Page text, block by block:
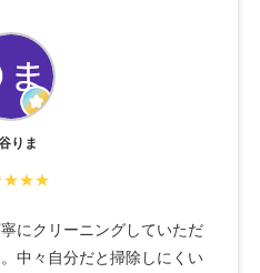
りま
にクリーニングしていただ
中々自分だと掃除しにくい